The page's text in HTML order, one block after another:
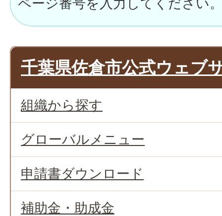
千葉県佐倉市公式ウェブ
組織から探す
グローバルメニュー
申請書ダウンロード
補助金・助成金